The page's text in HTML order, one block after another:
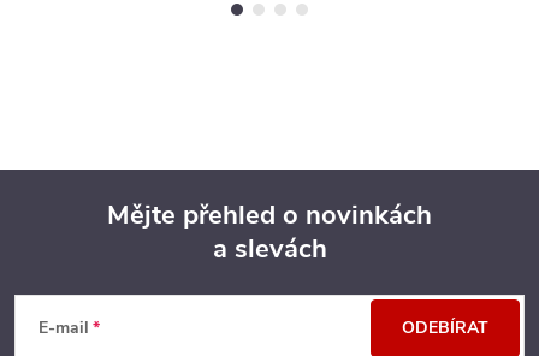
Mějte přehled o novinkách
a slevách
E-mail ODEBÍRAT